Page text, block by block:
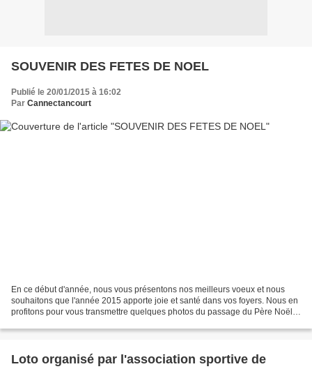
SOUVENIR DES FETES DE NOEL
Publié le 20/01/2015 à 16:02
Par Cannectancourt
En ce début d'année, nous vous présentons nos meilleurs voeux et nous
souhaitons que l'année 2015 apporte joie et santé dans vos foyers. Nous en
profitons pour vous transmettre quelques photos du passage du Père Noël
Loto organisé par l'association sportive de